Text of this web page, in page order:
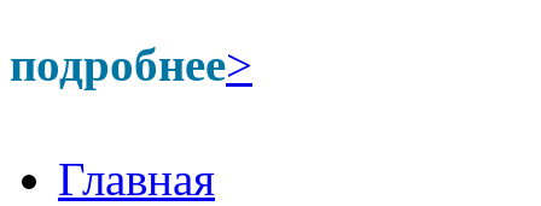
подробнее>
Главная